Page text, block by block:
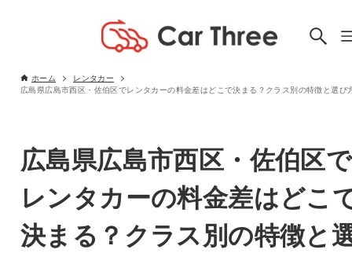
ホーム
レンタカー
広島県広島市西区・佐伯区でレンタカーの料金差はどこで決まる？クラス別の特徴と選び
広島県広島市西区・佐伯区で
レンタカーの料金差はどこ
決まる？クラス別の特徴と